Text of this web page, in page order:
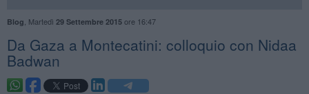
Blog Martedì 29 Settembre 2015ore 16:47
Da Gaza a Montecatini: colloquio con Nidaa
Badwan